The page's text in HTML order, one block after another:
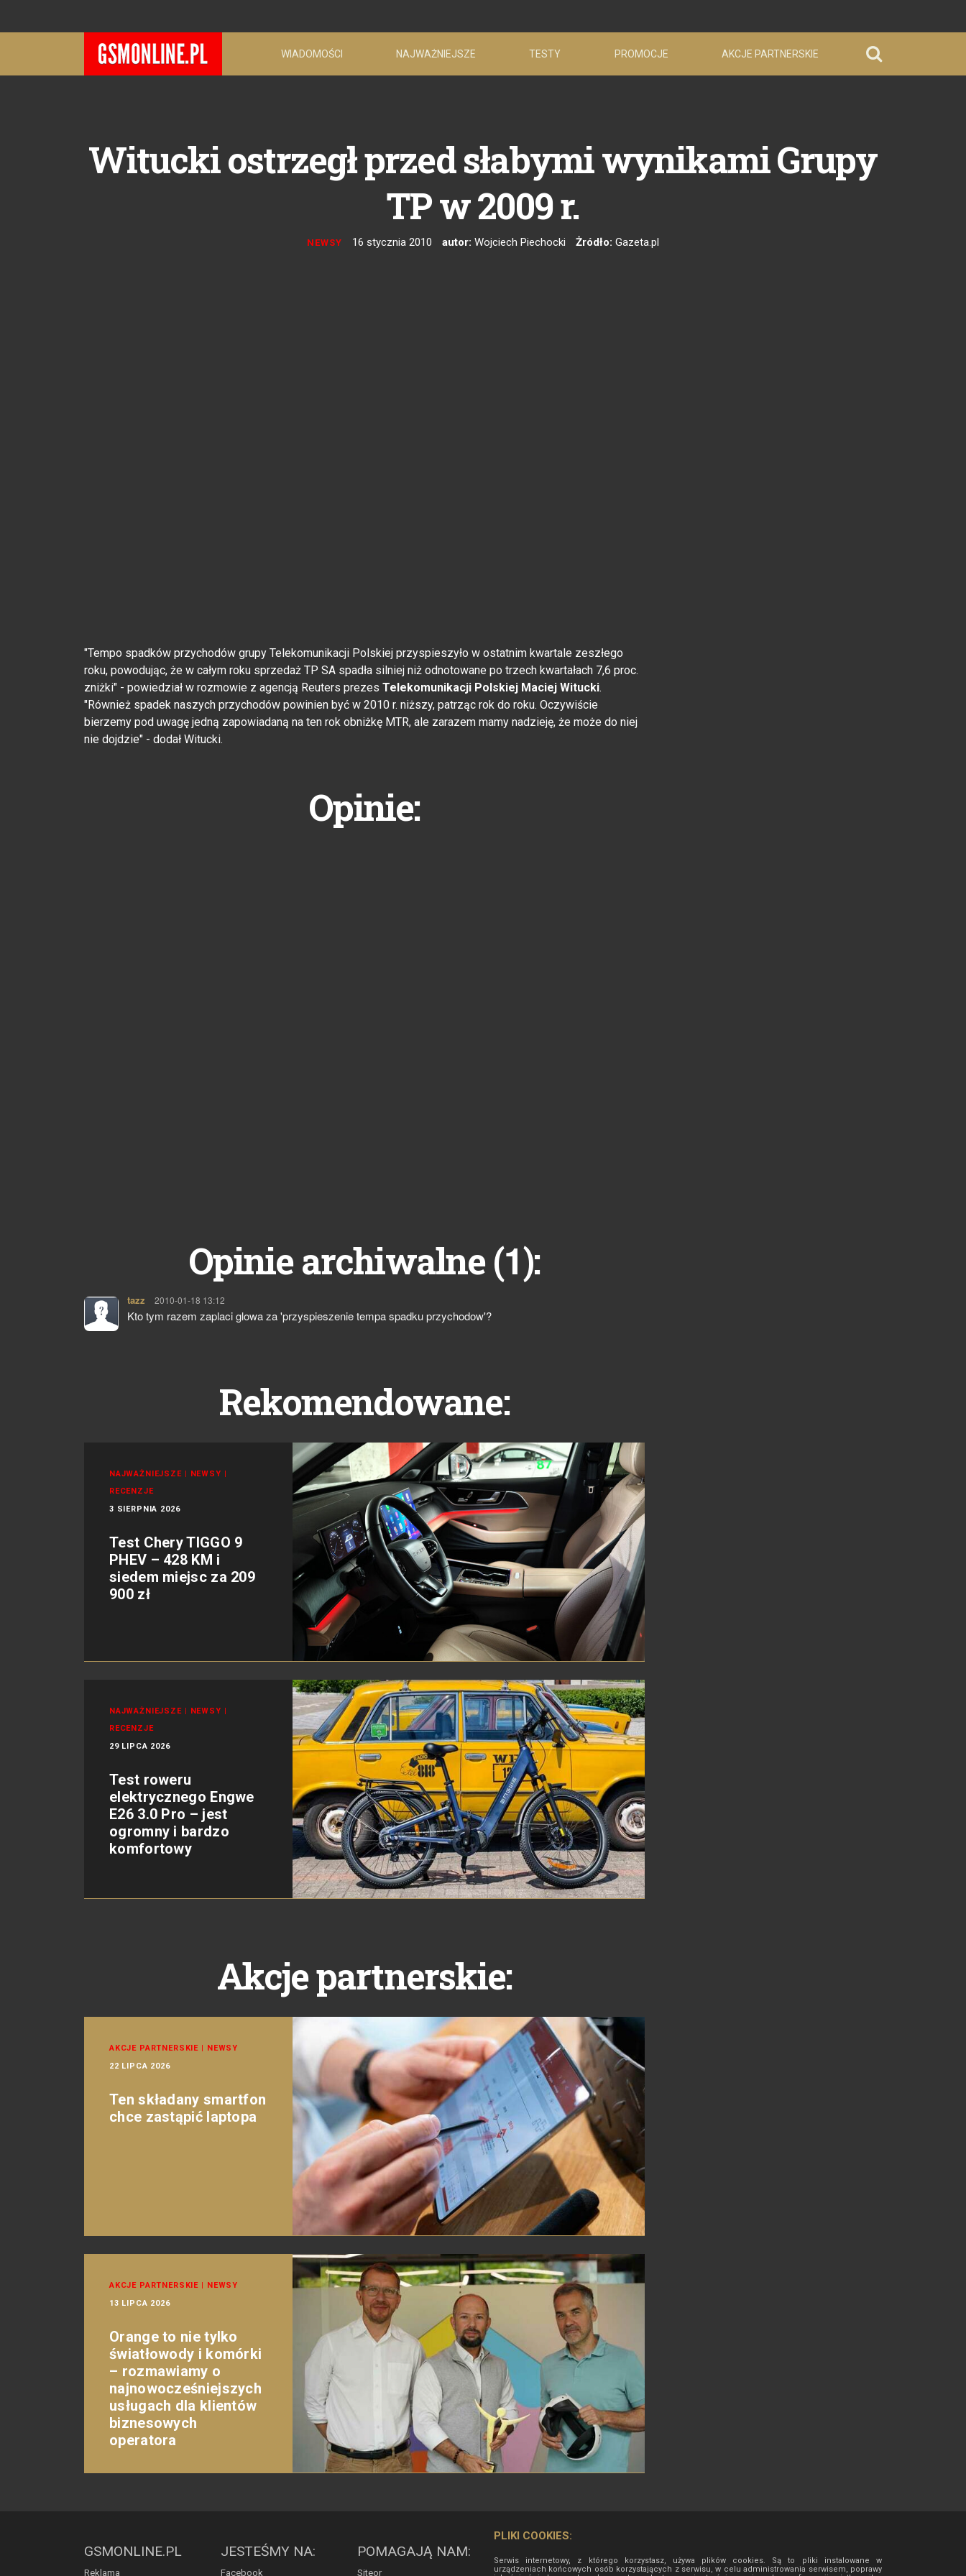
WIADOMOŚCI NAJWAŻNIEJSZE TESTY PROMOCJE AKCJE PARTNERSKIE
Witucki ostrzegł przed słabymi wynikami Grupy
TP w 2009 r.
NEWSY 16 stycznia 2010 autor: Wojciech Piechocki Żródło: Gazeta.pl
"Tempo spadków przychodów grupy Telekomunikacji Polskiej przyspieszyło w ostatnim kwartale zeszłego
roku, powodując, że w całym roku sprzedaż TP SA spadła silniej niż odnotowane po trzech kwartałach 7,6 proc.
zniżki" - powiedział w rozmowie z agencją Reuters prezes Telekomunikacji Polskiej Maciej Witucki.
"Również spadek naszych przychodów powinien być w 2010 r. niższy, patrząc rok do roku. Oczywiście
bierzemy pod uwagę jedną zapowiadaną na ten rok obniżkę MTR, ale zarazem mamy nadzieję, że może do niej
nie dojdzie" - dodał Witucki.
Opinie:
Opinie archiwalne (1):
tazz pisze:
2010-01-18 13:12
Kto tym razem zaplaci glowa za 'przyspieszenie tempa spadku przychodow'?
Rekomendowane:
NAJWAŻNIEJSZE | NEWSY |
RECENZJE
3 SIERPNIA 2026
Test Chery TIGGO 9
PHEV – 428 KM i
siedem miejsc za 209
900 zł
NAJWAŻNIEJSZE | NEWSY |
RECENZJE
29 LIPCA 2026
Test roweru
elektrycznego Engwe
E26 3.0 Pro – jest
ogromny i bardzo
komfortowy
Akcje partnerskie:
AKCJE PARTNERSKIE | NEWSY
22 LIPCA 2026
Ten składany smartfon
chce zastąpić laptopa
AKCJE PARTNERSKIE | NEWSY
13 LIPCA 2026
Orange to nie tylko
światłowody i komórki
– rozmawiamy o
najnowocześniejszych
usługach dla klientów
biznesowych
operatora
GSMONLINE.PL
Reklama
JESTEŚMY NA:
Facebook
POMAGAJĄ NAM:
Siteor
PLIKI COOKIES:
Serwis internetowy, z którego korzystasz, używa plików cookies. Są to pliki instalowane w
urządzeniach końcowych osób korzystających z serwisu, w celu administrowania serwisem, poprawy